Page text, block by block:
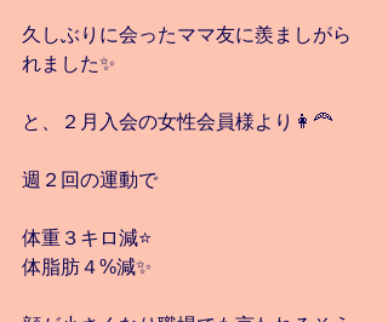
久しぶりに会ったママ友に羨ましがら
れました✨
と、２月入会の女性会員様より👩‍🦰
週２回の運動で
体重３キロ減⭐️
体脂肪４%減✨